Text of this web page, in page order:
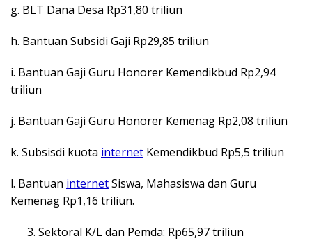
g. BLT Dana Desa Rp31,80 triliun
h. Bantuan Subsidi Gaji Rp29,85 triliun
i. Bantuan Gaji Guru Honorer Kemendikbud Rp2,94
triliun
j. Bantuan Gaji Guru Honorer Kemenag Rp2,08 triliun
k. Subsisdi kuota internet Kemendikbud Rp5,5 triliun
l. Bantuan internetSiswa, Mahasiswa dan Guru
Kemenag Rp1,16 triliun.
Sektoral K/L dan Pemda: Rp65,97 triliun